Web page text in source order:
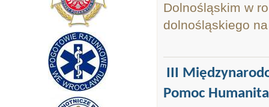
Dolnośląskim w
dolnośląskiego
III
Pomoc